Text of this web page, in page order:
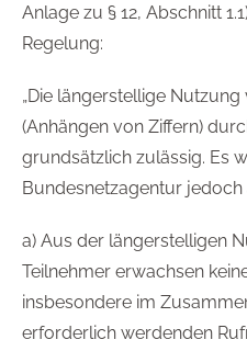
Anlage zu § 12, Abschnitt
Regelung:
„Die längerstellige
(Anhängen von Ziffern)
grundsätzlich zulässig. Es
Bundesnetzagentur
a) Aus der längerstelligen
Teilnehmer erwachsen
insbesondere im
erforderlich werdenden